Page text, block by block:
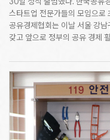
스타트업 전문가들의 모임으로
공유경제협회는 이날 서울 강
갖고 앞으로 정부의 공유 경제